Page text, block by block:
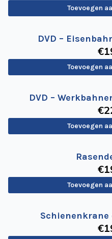
Toevoegen
DVD –
€
Toevoegen
DVD –
€
Toevoegen
€
Toevoegen
Schienenkrane
€